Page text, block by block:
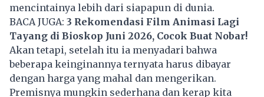
mencintainya lebih dari siapapun di dunia.
BACA JUGA: 3 Rekomendasi Film Animasi Lagi
Tayang di Bioskop Juni 2026, Cocok Buat Nobar!
Akan tetapi, setelah itu ia menyadari bahwa
beberapa keinginannya ternyata harus dibayar
dengan harga yang mahal dan mengerikan.
Premisnya mungkin sederhana dan kerap kita